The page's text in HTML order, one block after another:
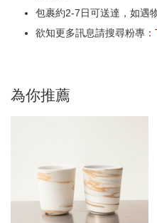
包裹約2-7日可送達，如遇
欲知更多訊息請搜尋粉專：
為你推薦